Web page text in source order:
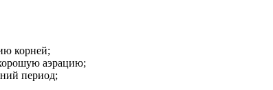
корней;
аэрацию;
период;